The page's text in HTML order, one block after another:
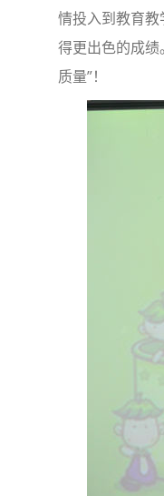
情投入到教育
得更出色的成绩
质量”！